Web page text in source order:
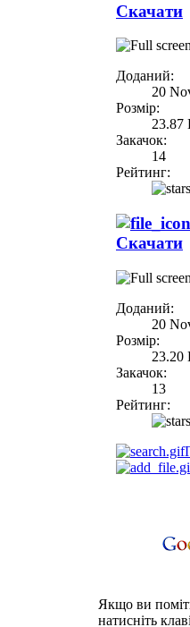
Скачати
Доданий:
20
Розмір:
23.87
Закачок:
14
Рейтинг:
Скачати
Доданий:
20
Розмір:
23.20
Закачок:
13
Рейтинг:
Якщо ви
натисніть